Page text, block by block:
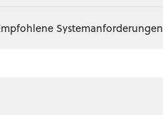
Systemanforderungen